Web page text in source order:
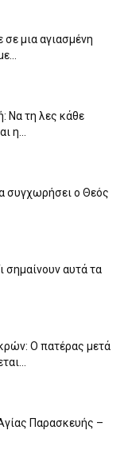
μια αγιασμένη
Να τη λες κάθε
η...
συγχωρήσει ο Θεός
σημαίνουν αυτά τα
Ο πατέρας μετά
Παρασκευής –